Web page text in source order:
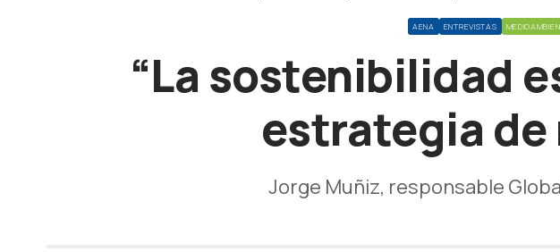
AENA ENTREVISTAS
“La sostenibilidad
estrategia de
Jorge Muñiz, responsable